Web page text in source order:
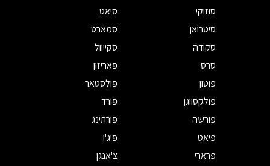
סוזוקי
סיאט
סיטרואן
סמארט
סקודה
סקייוול
סרס
פאריזון
פוטון
פולסטאר
פולקסווגן
פורד
פורשה
פורתינג
פיאט
פיג'ו
פרארי
צ'אנגן